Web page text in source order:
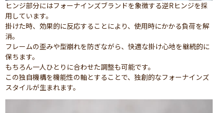
ヒンジ部分にはフォーナインズブランドを象徴する逆Rヒンジを採
用しています。
掛けた時、効果的に反応することにより、使用時にかかる負荷を解
消。
フレームの歪みや型崩れを防ぎながら、快適な掛け心地を継続的に
保ちます。
もちろん一人ひとりに合わせた調整も可能です。
この独自機構を機能性の軸とすることで、独創的なフォーナインズ
スタイルが生まれます。